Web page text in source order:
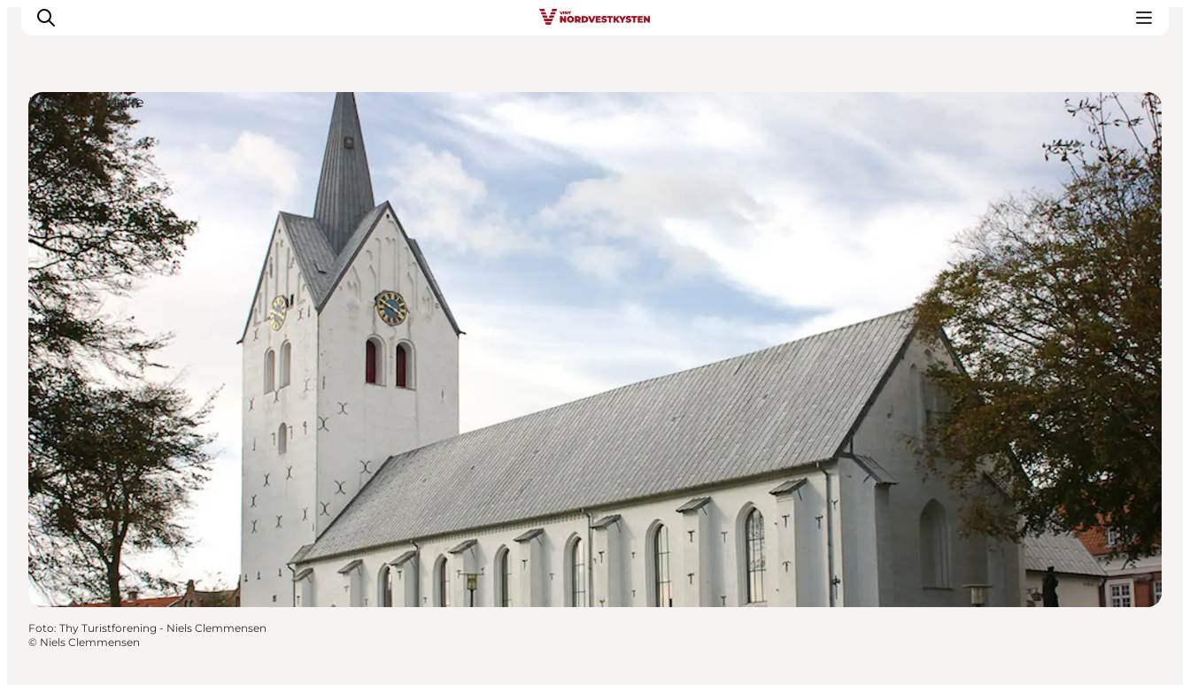
Feriesteder
Inspiration
Handicapvenlig ferie
Events
Overnatning
Planlæg din ferie
Kirker og klostre
Foto: Thy Turistforening - Niels Clemmensen
© Niels Clemmensen